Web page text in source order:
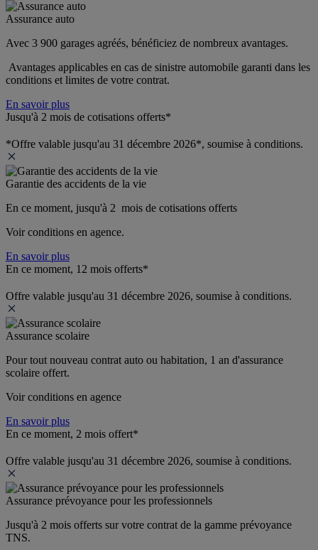
Assurance auto
Avec 3 900 garages agréés, bénéficiez de nombreux avantages.
Avantages applicables en cas de sinistre automobile garanti dans les
conditions et limites de votre contrat.
En savoir plus
Jusqu'à 2 mois de cotisations offerts*
*Offre valable jusqu'au 31 décembre 2026*, soumise à conditions.
Garantie des accidents de la vie
En ce moment, jusqu'à 2  mois de cotisations offerts
Voir conditions en agence.
En savoir plus
En ce moment, 12 mois offerts*
Offre valable jusqu'au 31 décembre 2026, soumise à conditions.
Assurance scolaire
Pour tout nouveau contrat auto ou habitation, 1 an d'assurance
scolaire offert.
Voir conditions en agence
En savoir plus
En ce moment, 2 mois offert*
Offre valable jusqu'au 31 décembre 2026, soumise à conditions.
Assurance prévoyance pour les professionnels
Jusqu'à 2 mois offerts sur votre contrat de la gamme prévoyance
TNS.